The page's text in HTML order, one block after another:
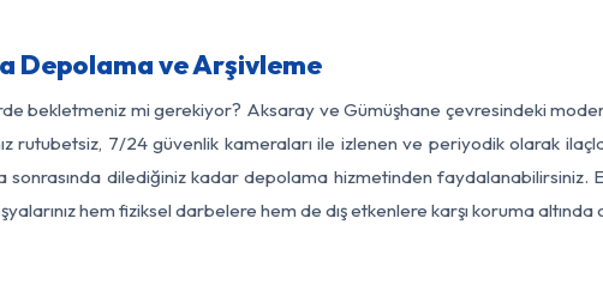
Depolama ve Arşivleme
bekletmeniz mi gerekiyor? Aksaray ve Gümüşhane çevresindeki
rutubetsiz, 7/24 güvenlik kameraları ile izlenen ve periyodik olarak
dilediğiniz kadar depolama hizmetinden faydalanabilirsiniz.
hem fiziksel darbelere hem de dış etkenlere karşı koruma altında